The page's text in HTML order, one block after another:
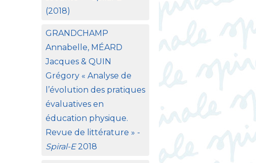
(2018)
GRANDCHAMP
Annabelle, MÉARD
Jacques &QUIN
Grégory « Analyse de
l’évolution des pratiques
évaluatives en
éducation physique.
Revue de littérature » -
Spiral-E2018